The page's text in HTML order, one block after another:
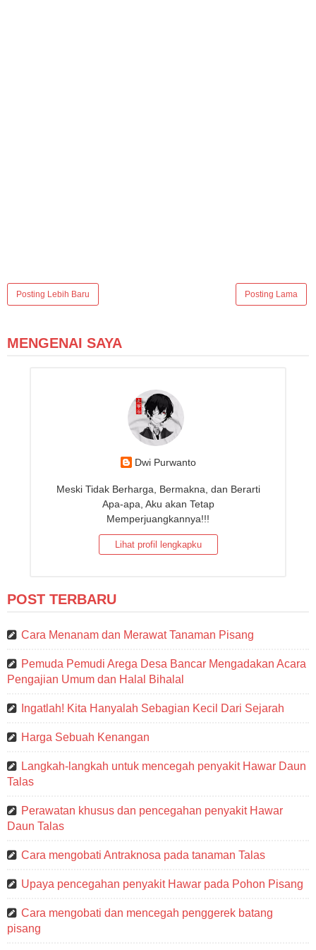
Posting Lebih Baru Posting Lama
MENGENAI SAYA
Dwi Purwanto
Meski Tidak Berharga, Bermakna, dan Berarti
Apa-apa, Aku akan Tetap
Memperjuangkannya!!!
Lihat profil lengkapku
POST TERBARU
Cara Menanam dan Merawat Tanaman Pisang
Pemuda Pemudi Arega Desa Bancar Mengadakan Acara
Pengajian Umum dan Halal Bihalal
Ingatlah! Kita Hanyalah Sebagian Kecil Dari Sejarah
Harga Sebuah Kenangan
Langkah-langkah untuk mencegah penyakit Hawar Daun
Talas
Perawatan khusus dan pencegahan penyakit Hawar
Daun Talas
Cara mengobati Antraknosa pada tanaman Talas
Upaya pencegahan penyakit Hawar pada Pohon Pisang
Cara mengobati dan mencegah penggerek batang
pisang